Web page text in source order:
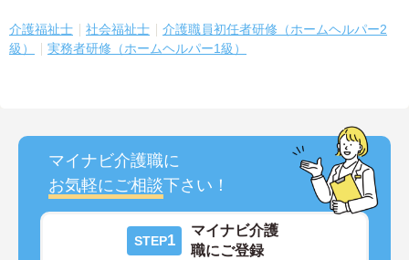
介護福祉士 社会福祉士
介護職員初任者研修（ホームヘルパー2
級）
実務者研修（ホームヘルパー1級）
マイナビ介護職に
お気軽にご相談下さい！
STEP1
マイナビ介護
職にご登録